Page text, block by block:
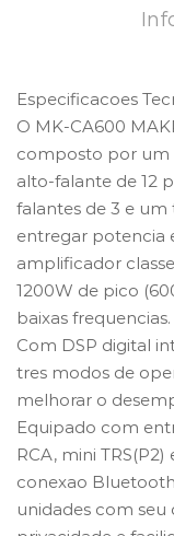
Especificacoes
O MK-CA600
composto por um
alto-falante de 12
falantes de 3 e um
entregar potencia
amplificador
1200W de pico
baixas frequencias.
Com DSP digital
tres modos de
melhorar o
Equipado com
RCA, mini
conexao
unidades com